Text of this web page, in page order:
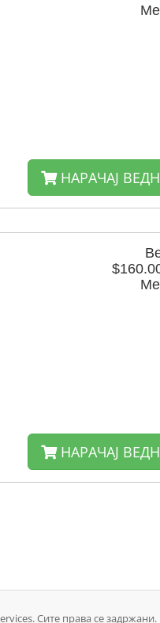
НАРАЧАЈ
НАРАЧАЈ
Сите права се задржани.